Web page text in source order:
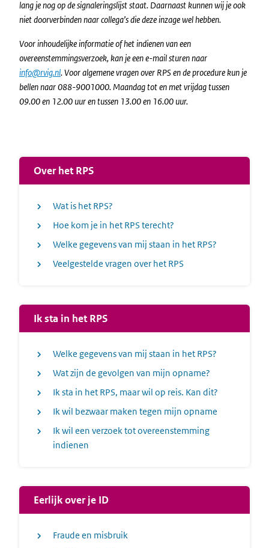
lang je nog op de signaleringslijst staat. Daarnaast kunnen wij je ook
niet doorverbinden naar collega’s die deze inzage wel hebben.
Voor inhoudelijke informatie of het indienen van een
overeenstemmingsverzoek, kan je een e-mail sturen naar
info@rvig.nl. Voor algemene vragen over RPS en de procedure kun je
bellen naar 088-9001000. Maandag tot en met vrijdag tussen
09.00 en 12.00 uur en tussen 13.00 en 16.00 uur.
Over het RPS
Wat is het RPS?
Hoe kom je in het RPS terecht?
Welke gegevens van mij staan in het RPS?
Veelgestelde vragen over het RPS
Ik sta in het RPS
Welke gegevens van mij staan in het RPS?
Wat zijn de gevolgen van mijn opname?
Ik sta in het RPS, maar wil op reis. Kan dit?
Ik wil bezwaar maken tegen mijn opname
Ik wil een verzoek tot overeenstemming
indienen
Eerlijk over je ID
Fraude en misbruik